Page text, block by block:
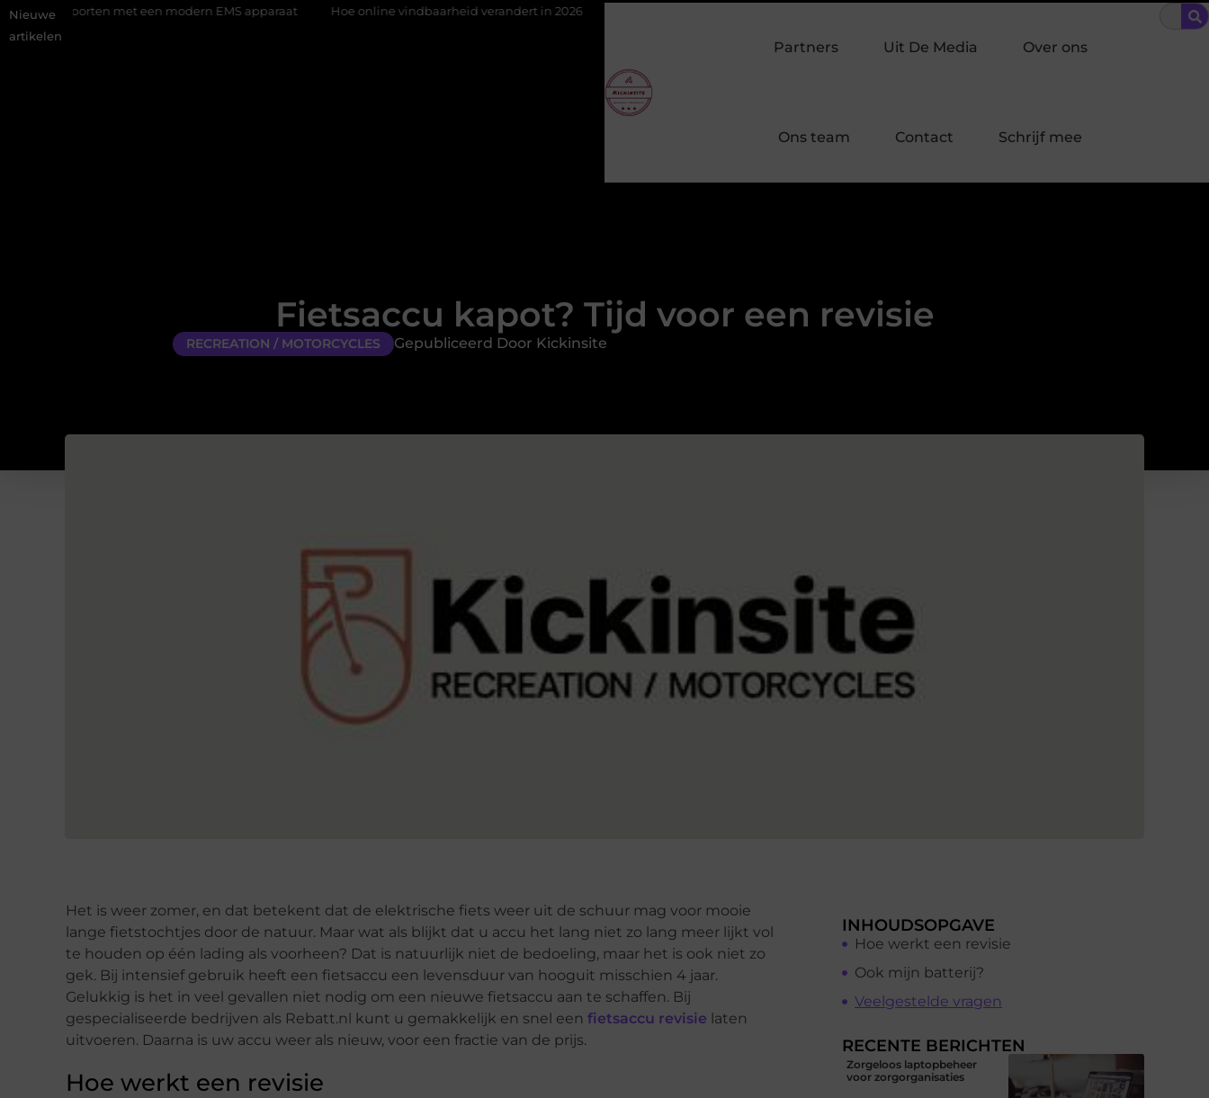
Nieuwe
artikelen
met een modern EMS apparaat Hoe online vindbaarheid verandert in 2026 Van het Oude Dorp tot de Gouden Driehoek: welke inbraakpreventie past bij jouw buurt in Laren? Bescherming
Partners Uit De Media Over ons
Ons team Contact Schrijf mee
Fietsaccu kapot? Tijd voor een revisie
RECREATION / MOTORCYCLES Gepubliceerd Door Kickinsite
Het is weer zomer, en dat betekent dat de elektrische fiets weer uit de schuur mag voor mooie
lange fietstochtjes door de natuur. Maar wat als blijkt dat u accu het lang niet zo lang meer lijkt vol
te houden op één lading als voorheen? Dat is natuurlijk niet de bedoeling, maar het is ook niet zo
gek. Bij intensief gebruik heeft een fietsaccu een levensduur van hooguit misschien 4 jaar.
Gelukkig is het in veel gevallen niet nodig om een nieuwe fietsaccu aan te schaffen. Bij
gespecialiseerde bedrijven als Rebatt.nl kunt u gemakkelijk en snel een fietsaccu revisie laten
uitvoeren. Daarna is uw accu weer als nieuw, voor een fractie van de prijs.
Hoe werkt een revisie
INHOUDSOPGAVE
Hoe werkt een revisie
Ook mijn batterij?
Veelgestelde vragen
RECENTE BERICHTEN
Zorgeloos laptopbeheer
voor zorgorganisaties